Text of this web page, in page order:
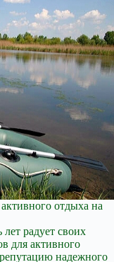
отдыха на
радует своих
для активного
надежного